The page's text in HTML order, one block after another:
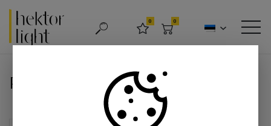
Hektor Light
OTSING LEMMIKUD
0
OSTUKORV
0
Rippvalgusti Splügen Bräu
Rippvalgusti Splügen Bräu